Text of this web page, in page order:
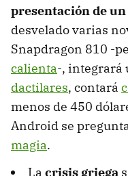
presentación de un
desvelado varias
Snapdragon 810 -
calienta-, integrará
dactilares, contará
menos de 450
Android se
magia.
La crisis griega